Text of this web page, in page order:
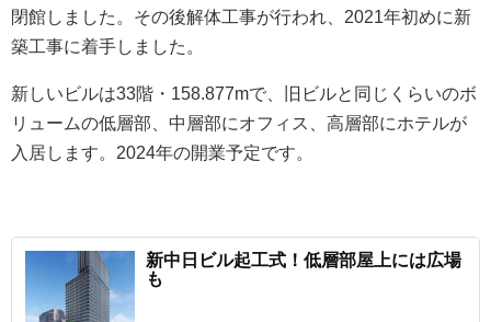
閉館しました。その後解体工事が行われ、2021年初めに新
築工事に着手しました。
新しいビルは33階・158.877mで、旧ビルと同じくらいのボ
リュームの低層部、中層部にオフィス、高層部にホテルが
入居します。2024年の開業予定です。
新中日ビル起工式！低層部屋上には広場
も